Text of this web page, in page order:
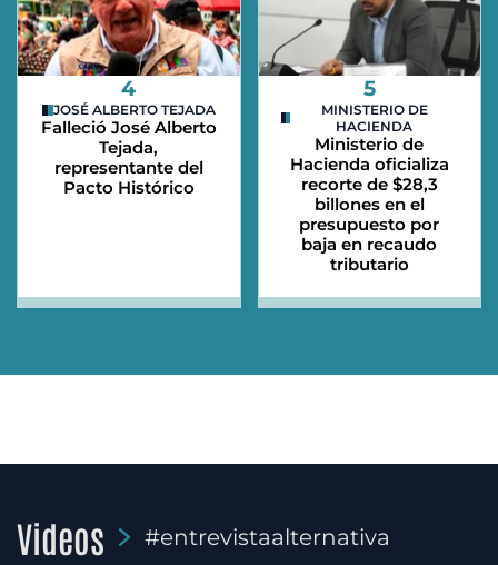
4
JOSÉ ALBERTO TEJADA
Falleció José Alberto
Tejada,
representante del
Pacto Histórico
5
MINISTERIO DE
HACIENDA
Ministerio de
Hacienda oficializa
recorte de $28,3
billones en el
presupuesto por
baja en recaudo
tributario
Videos #entrevistaalternativa